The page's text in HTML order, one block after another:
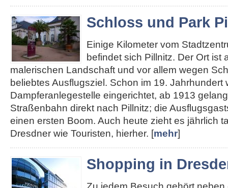
Schloss und Park
Einige Kilometer vom
befindet sich Pillnitz. Der Ort ist
malerischen Landschaft und vor allem wegen
beliebtes Ausflugsziel. Schon im 19. Jahrhundert
Dampferanlegestelle eingerichtet, ab 1913
Straßenbahn direkt nach Pillnitz; die
einen ersten Boom. Auch heute zieht es jährlich
Dresdner wie Touristen, hierher. [mehr]
Shopping in